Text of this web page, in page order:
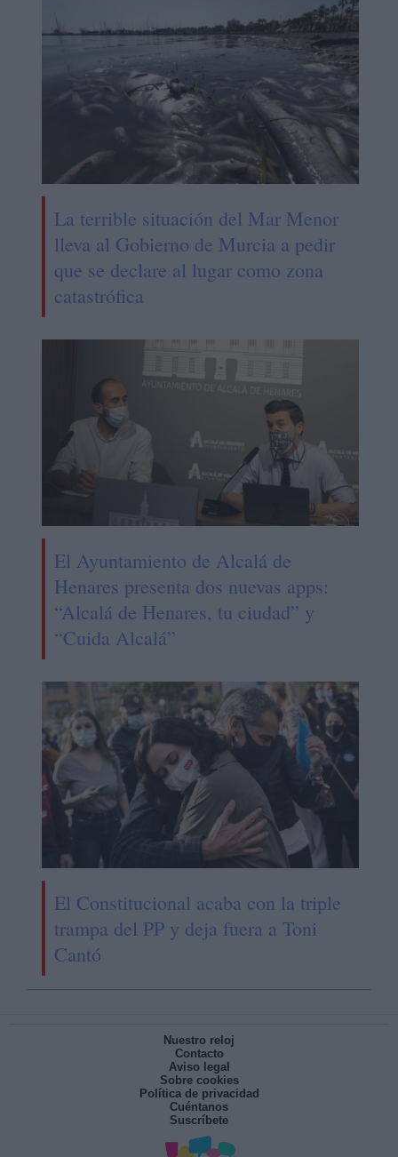
La terrible situación del Mar Menor
lleva al Gobierno de Murcia a pedir
que se declare al lugar como zona
catastrófica
El Ayuntamiento de Alcalá de
Henares presenta dos nuevas apps:
“Alcalá de Henares, tu ciudad” y
“Cuida Alcalá”
El Constitucional acaba con la triple
trampa del PP y deja fuera a Toni
Cantó
Nuestro reloj
Contacto
Aviso legal
Sobre cookies
Política de privacidad
Cuéntanos
Suscríbete